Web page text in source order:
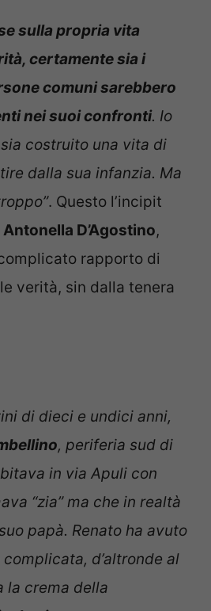
sulla propria vita
certamente sia i
comuni sarebbero
nei suoi confronti. Io
costruito una vita di
dalla sua infanzia. Ma
. Questo l’incipit
Antonella D’Agostino,
rapporto di
verità, sin dalla tenera
di dieci e undici anni,
, periferia sud di
in via Apuli con
“zia” ma che in realtà
papà. Renato ha avuto
d’altronde al
la crema della